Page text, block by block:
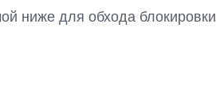
ниже для обхода блокировки